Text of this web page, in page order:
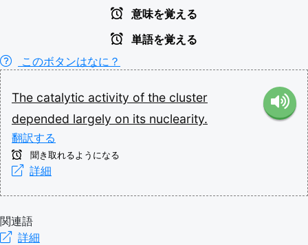
意味を覚える
単語を覚える
このボタンはなに？
The catalytic activity of the cluster
depended largely on its nuclearity.
翻訳する
聞き取れるようになる
詳細
関連語
詳細